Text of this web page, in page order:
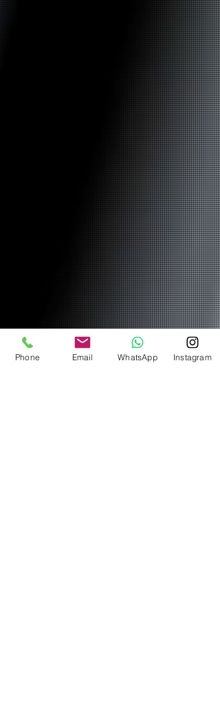
Phone Email WhatsApp Instagram